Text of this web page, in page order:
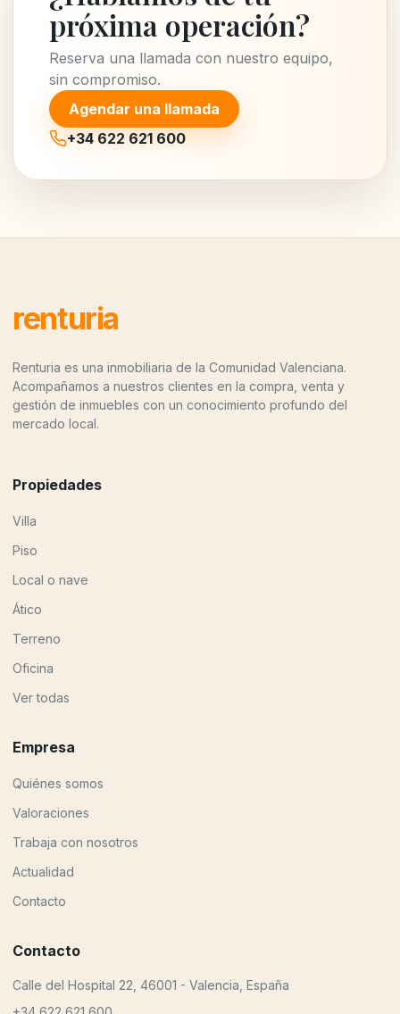
próxima operación?
Reserva una llamada con nuestro equipo,
sin compromiso.
Agendar una llamada
+34 622 621 600
renturia
Renturia es una inmobiliaria de la Comunidad Valenciana.
Acompañamos a nuestros clientes en la compra, venta y
gestión de inmuebles con un conocimiento profundo del
mercado local.
Propiedades
Villa
Piso
Local o nave
Ático
Terreno
Oficina
Ver todas
Empresa
Quiénes somos
Valoraciones
Trabaja con nosotros
Actualidad
Contacto
Contacto
Calle del Hospital 22, 46001 - Valencia, España